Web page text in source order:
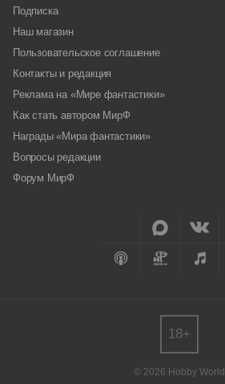
Подписка
Наш магазин
Пользовательское соглашение
Контакты и редакция
Реклама на «Мире фантастики»
Как стать автором МирФ
Награды «Мира фантастики»
Вопросы редакции
Форум МирФ
© 2026 Hobby World
18+